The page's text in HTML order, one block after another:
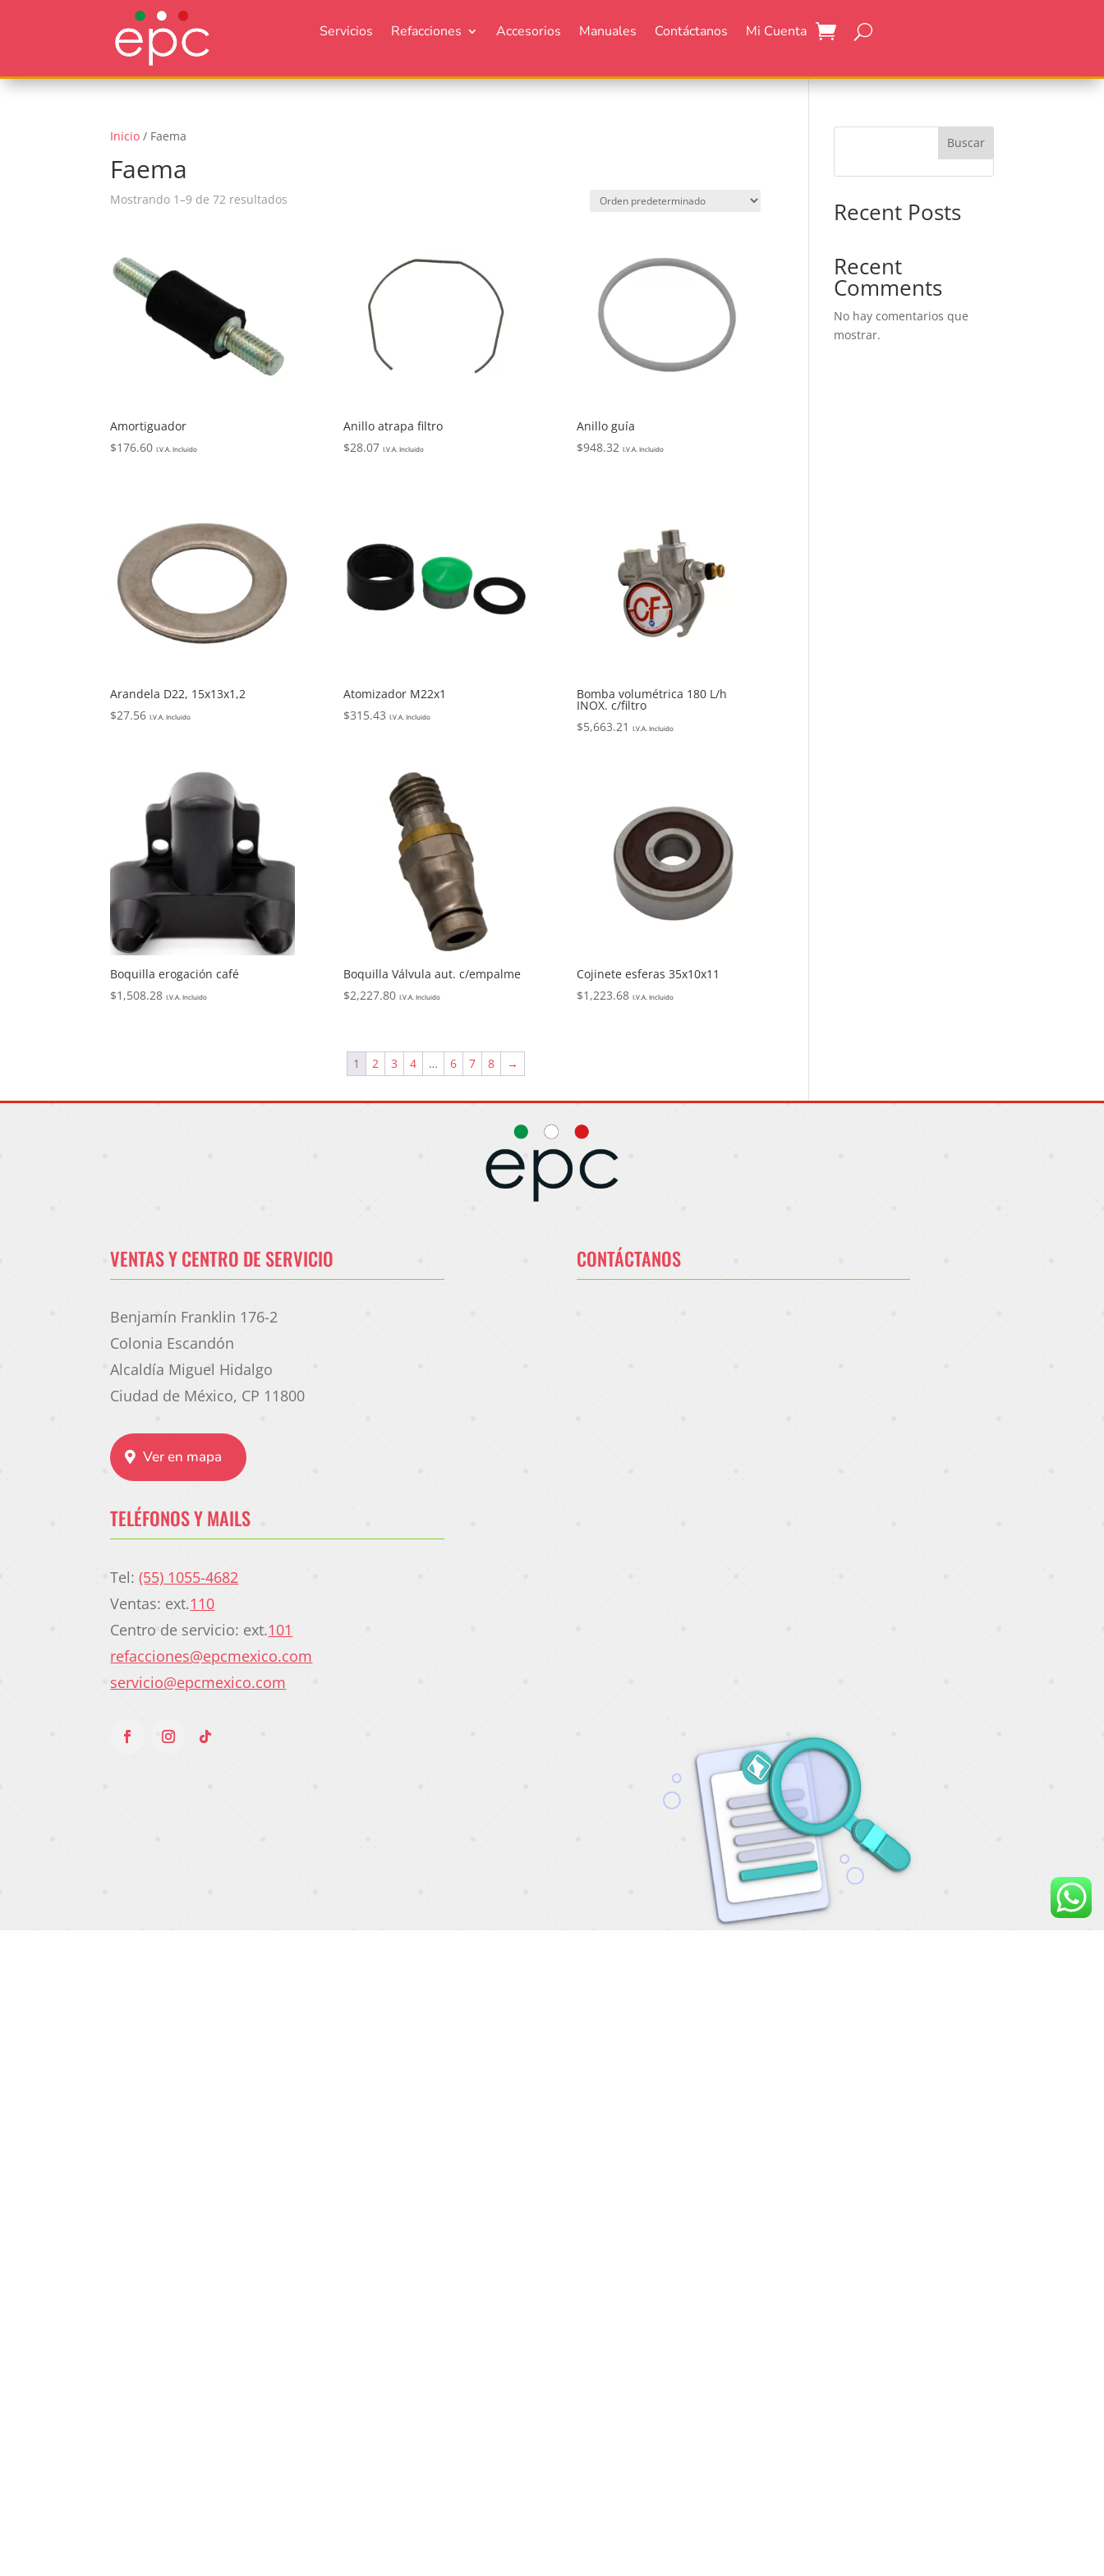
Servicios Refacciones Accesorios Manuales Contáctanos Mi Cuenta
Inicio / Faema
Faema
Mostrando 1–9 de 72 resultados
Amortiguador
$176.60 I.V.A. Incluido
Anillo atrapa filtro
$28.07 I.V.A. Incluido
Anillo guía
$948.32 I.V.A. Incluido
Arandela D22, 15x13x1,2
$27.56 I.V.A. Incluido
Atomizador M22x1
$315.43 I.V.A. Incluido
Bomba volumétrica 180 L/h
INOX. c/filtro
$5,663.21 I.V.A. Incluido
Boquilla erogación café
$1,508.28 I.V.A. Incluido
Boquilla Válvula aut. c/empalme
$2,227.80 I.V.A. Incluido
Cojinete esferas 35x10x11
$1,223.68 I.V.A. Incluido
1 2 3 4 … 6 7 8 →
Buscar
Recent Posts
Recent
Comments
No hay comentarios que
mostrar.
VENTAS Y CENTRO DE SERVICIO
Benjamín Franklin 176-2
Colonia Escandón
Alcaldía Miguel Hidalgo
Ciudad de México, CP 11800
Ver en mapa
TELÉFONOS Y MAILS
Tel:(55) 1055-4682
Ventas: ext.110
Centro de servicio: ext.101
refacciones@epcmexico.com
servicio@epcmexico.com
CONTÁCTANOS